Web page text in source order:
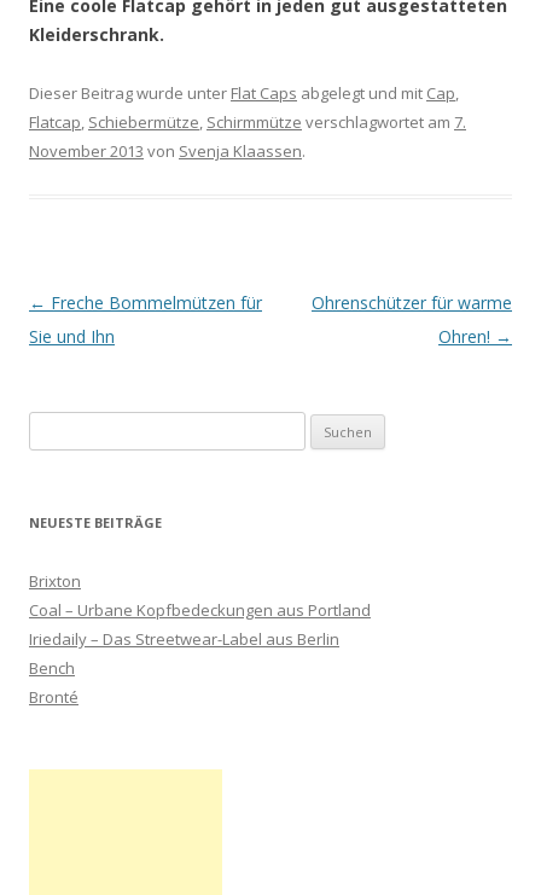
Eine coole Flatcap gehört in jeden gut ausgestatteten
Kleiderschrank.
Dieser Beitrag wurde unter Flat Caps abgelegt und mit Cap,
Flatcap, Schiebermütze, Schirmmütze verschlagwortet am 7.
November 2013 von Svenja Klaassen.
Artikel-Navigation
← Freche Bommelmützen für
Sie und Ihn
Ohrenschützer für warme
Ohren! →
nach:
NEUESTE BEITRÄGE
Brixton
Coal – Urbane Kopfbedeckungen aus Portland
Iriedaily – Das Streetwear-Label aus Berlin
Bench
Bronté